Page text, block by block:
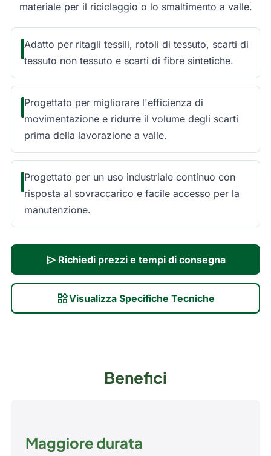
materiale per il riciclaggio o lo smaltimento a valle.
Adatto per ritagli tessili, rotoli di tessuto, scarti di
tessuto non tessuto e scarti di fibre sintetiche.
Progettato per migliorare l'efficienza di
movimentazione e ridurre il volume degli scarti
prima della lavorazione a valle.
Progettato per un uso industriale continuo con
risposta al sovraccarico e facile accesso per la
manutenzione.
sendRichiedi prezzi e tempi di consegna
widgetsVisualizza Specifiche Tecniche
Benefici
Maggiore durata